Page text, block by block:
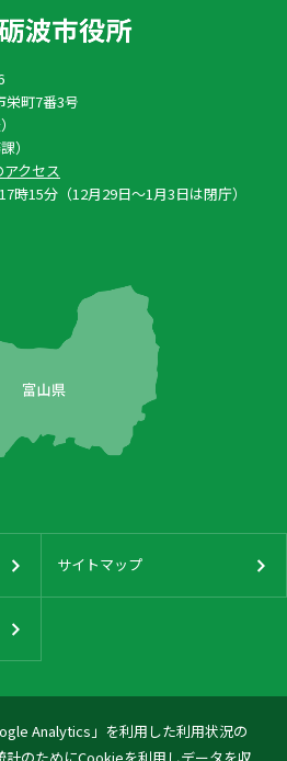
Analytics」を利用した利用状況の
町7番3号
）
クセス
時15分（12月29日〜1月3日は閉庁）
サイトマップ